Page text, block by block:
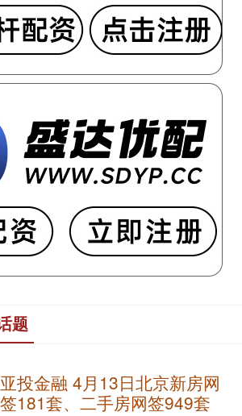
题
亚投金融 4月13日北京新房网
签181套、二手房网签949套